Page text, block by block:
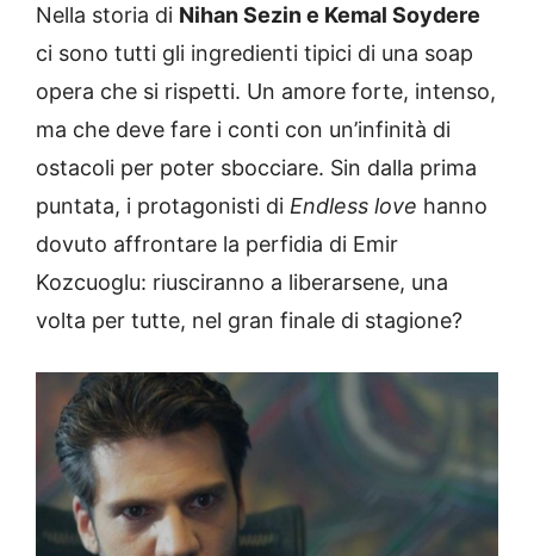
Nella storia di Nihan Sezin e Kemal Soydere
ci sono tutti gli ingredienti tipici di una soap
opera che si rispetti. Un amore forte, intenso,
ma che deve fare i conti con un’infinità di
ostacoli per poter sbocciare. Sin dalla prima
puntata, i protagonisti di Endless love hanno
dovuto affrontare la perfidia di Emir
Kozcuoglu: riusciranno a liberarsene, una
volta per tutte, nel gran finale di stagione?